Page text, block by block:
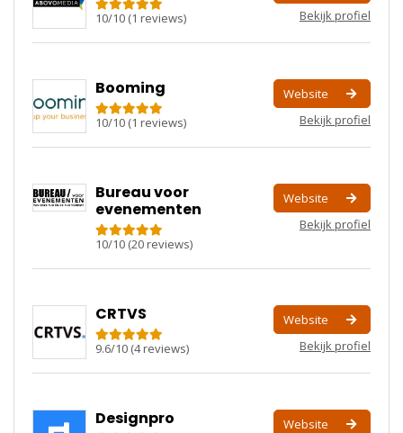
10/10 (1 reviews)
Bekijk profiel
Booming
10/10 (1 reviews)
Website
Bekijk profiel
Bureau voor
evenementen
10/10 (20reviews)
Website
Bekijk profiel
CRTVS
9.6/10 (4reviews)
Website
Bekijk profiel
Designpro
Website